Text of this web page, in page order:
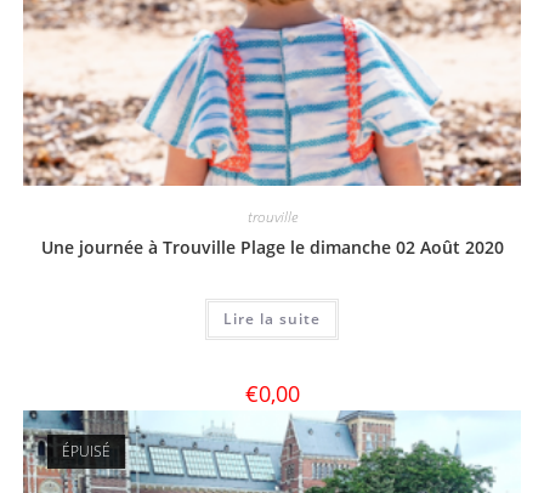
trouville
Une journée à Trouville Plage le dimanche 02 Août 2020
Lire la suite
€0,00
ÉPUISÉ